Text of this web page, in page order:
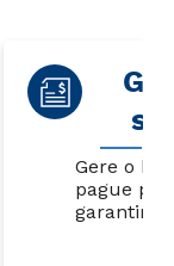
Gere o
pague
garantir